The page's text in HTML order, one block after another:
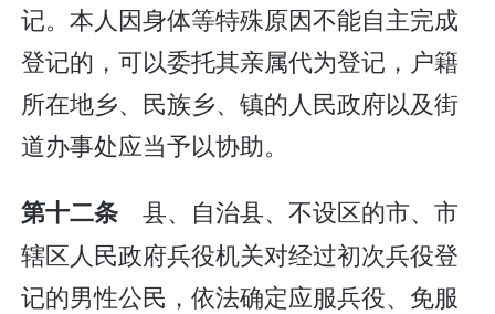
记。本人因身体等特殊原因不能自主完成
登记的，可以委托其亲属代为登记，户籍
所在地乡、民族乡、镇的人民政府以及街
道办事处应当予以协助。
第十二条 县、自治县、不设区的市、市
辖区人民政府兵役机关对经过初次兵役登
记的男性公民，依法确定应服兵役、免服